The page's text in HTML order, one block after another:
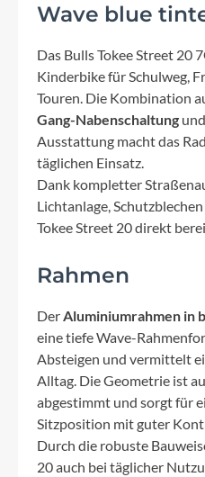
Wave blue
Das Bulls Tokee Street 20
Kinderbike für Schulweg,
Touren. Die Kombination
Gang-Nabenschaltung
Ausstattung macht das
täglichen Einsatz.
Dank kompletter
Lichtanlage,
Tokee Street 20 direkt
Rahmen
DerAluminiumrahmen in
eine tiefe Wave-
Absteigen und vermittelt
Alltag. Die Geometrie ist
abgestimmt und sorgt für
Sitzposition mit guter
Durch die robuste
20 auch bei täglicher